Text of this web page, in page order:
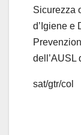
Sicurezza
d’Igiene e
dell’AUSL
sat/gtr/col